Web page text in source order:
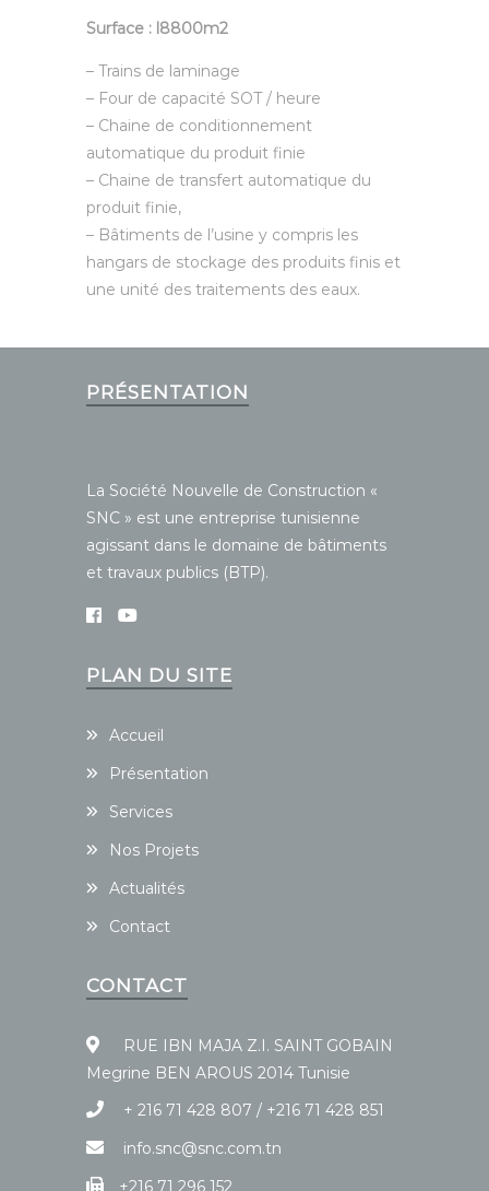
Surface : l8800m2
– Trains de laminage
– Four de capacité SOT / heure
– Chaine de conditionnement
automatique du produit finie
– Chaine de transfert automatique du
produit finie,
– Bâtiments de l’usine y compris les
hangars de stockage des produits finis et
une unité des traitements des eaux.
PRÉSENTATION
La Société Nouvelle de Construction «
SNC » est une entreprise tunisienne
agissant dans le domaine de bâtiments
et travaux publics (BTP).
PLAN DU SITE
Accueil
Présentation
Services
Nos Projets
Actualités
Contact
CONTACT
RUE IBN MAJA Z.I. SAINT GOBAIN
Megrine BEN AROUS 2014 Tunisie
+ 216 71 428 807 / +216 71 428 851
info.snc@snc.com.tn
+216 71 296 152